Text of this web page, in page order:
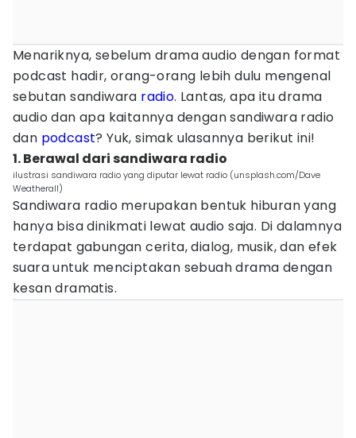
Menariknya, sebelum drama audio dengan format
podcast hadir, orang-orang lebih dulu mengenal
sebutan sandiwara radio. Lantas, apa itu drama
audio dan apa kaitannya dengan sandiwara radio
dan podcast? Yuk, simak ulasannya berikut ini!
1. Berawal dari sandiwara radio
ilustrasi sandiwara radio yang diputar lewat radio (unsplash.com/Dave
Weatherall)
Sandiwara radio merupakan bentuk hiburan yang
hanya bisa dinikmati lewat audio saja. Di dalamnya
terdapat gabungan cerita, dialog, musik, dan efek
suara untuk menciptakan sebuah drama dengan
kesan dramatis.